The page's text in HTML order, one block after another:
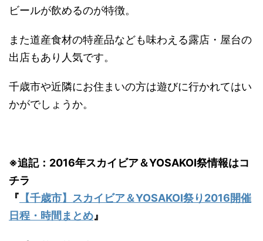
ビールが飲めるのが特徴。
また道産食材の特産品なども味わえる露店・屋台の
出店もあり人気です。
千歳市や近隣にお住まいの方は遊びに行かれてはい
かがでしょうか。
※追記：2016年スカイビア＆YOSAKOI祭情報はコ
チラ
『 【千歳市】スカイビア＆YOSAKOI祭り2016開催
日程・時間まとめ』